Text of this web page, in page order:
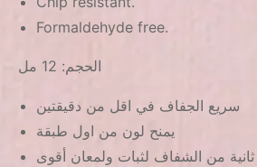
Formaldehyde free.
الحجم: 12 مل
سريع الجفاف في اقل من دقيقتين
يمنح لون من اول طبقة
من الشفاف لثبات ولمعان أقوى